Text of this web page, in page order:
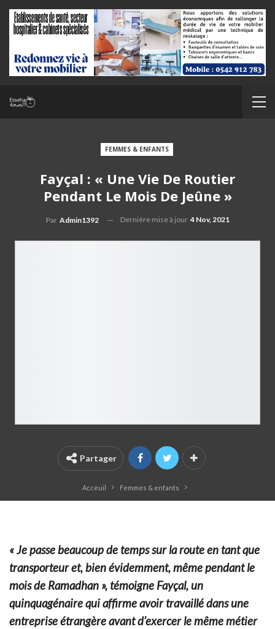
FEMMES & ENFANTS
Fayçal : « Une Vie De Routier
Pendant Le Mois De Jeûne »
Par Admin1392 Dernière mise à jour 4 Nov, 2021
Partager
Acceuil Femmes & enfants
« Je passe beaucoup de temps sur la route en tant que
transporteur et, bien évidemment, même pendant le
mois de Ramadhan », témoigne Fayçal, un
quinquagénaire qui affirme avoir travaillé dans une
entreprise étrangère avant d’exercer le même métier